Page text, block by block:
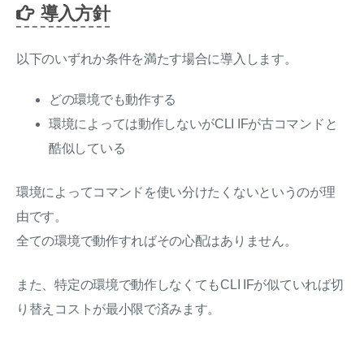
導入方針
以下のいずれか条件を満たす場合に導入します。
どの環境でも動作する
環境によっては動作しないがCLI IFが古コマンドと
酷似している
環境によってコマンドを使い分けたくないというのが理
由です。
全ての環境で動作すればその心配はありません。
また、特定の環境で動作しなくてもCLI IFが似ていれば切
り替えコストが最小限で済みます。